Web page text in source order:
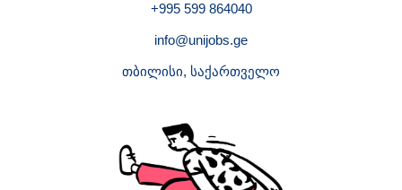
+995 599 864040
info@unijobs.ge
თბილისი, საქართველო